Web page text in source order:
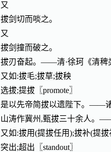
又
拔剑切而啖之。
又
拔剑撞而破之。
拔刃奋起。——清·徐珂《清稗
又如:拔毛;拔草;拔秧
选拔;提拔〖promote〗
是以先帝简拔以遗陛下。——
山涛作冀州,甄拔三十余人。
又如:拔用(提拔任用);拔补(提
突出;超出〖standout〗